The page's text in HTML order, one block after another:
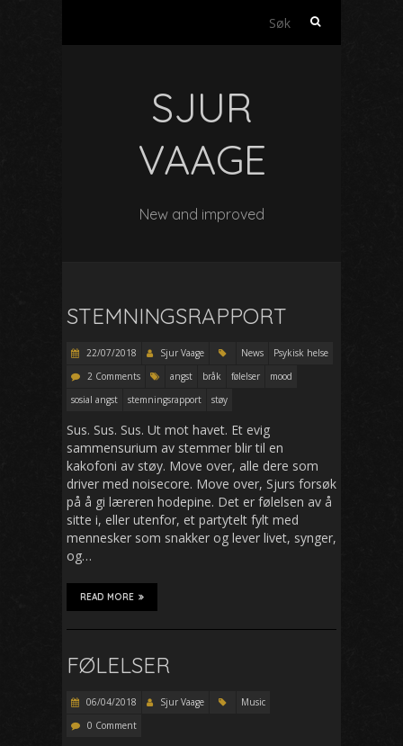
Søk
SJUR
VAAGE
New and improved
STEMNINGSRAPPORT
22/07/2018 Sjur Vaage News
Psykisk helse
2 Comments
angst bråk følelser
mood
sosial angst
stemningsrapport støy
Sus. Sus. Sus. Ut mot havet. Et evig
sammensurium av stemmer blir til en
kakofoni av støy. Move over, alle dere som
driver med noisecore. Move over, Sjurs forsøk
på å gi læreren hodepine. Det er følelsen av å
sitte i, eller utenfor, et partytelt fylt med
mennesker som snakker og lever livet, synger,
og…
READ MORE
FØLELSER
06/04/2018 Sjur Vaage
Music
0 Comment